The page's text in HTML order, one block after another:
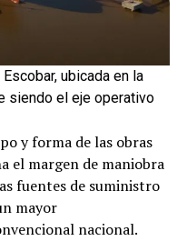
ubicada en la
siendo el eje operativo
y forma de las obras
el margen de maniobra
fuentes de suministro
mayor
nacional.